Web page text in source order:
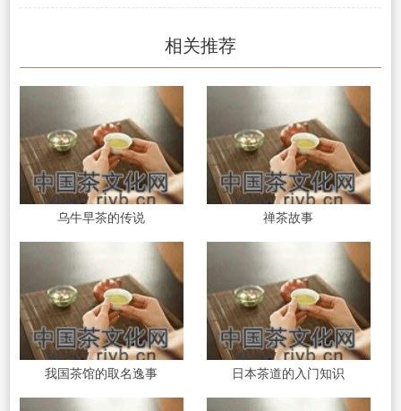
相关推荐
乌牛早茶的传说 禅茶故事
我国茶馆的取名逸事 日本茶道的入门知识